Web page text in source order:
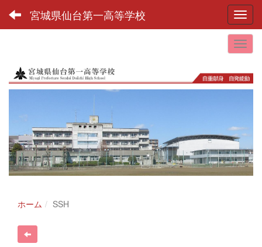
宮城県仙台第一高等学校
ホーム SSH